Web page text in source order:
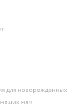
для новорожденных
мам